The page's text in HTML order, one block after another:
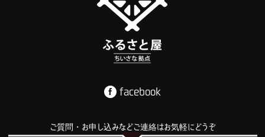
facebook
ご質問・お申し込みなどご連絡はお気軽にどうぞ